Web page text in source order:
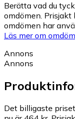
Berätta vad du
omdömen. Prisjakt
omdömen har
Läs mer om
Annons
Annons
Det billigaste